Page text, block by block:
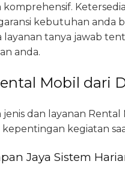
komprehensif.
kebutuhan anda
tanya jawab
anda.
Mobil dari
dan layanan
kegiatan
Jaya Sistem